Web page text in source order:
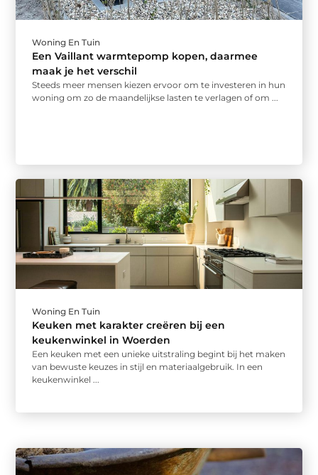
Woning En Tuin
Een Vaillant warmtepomp kopen, daarmee
maak je het verschil
Steeds meer mensen kiezen ervoor om te investeren in hun
woning om zo de maandelijkse lasten te verlagen of om ...
Woning En Tuin
Keuken met karakter creëren bij een
keukenwinkel in Woerden
Een keuken met een unieke uitstraling begint bij het maken
van bewuste keuzes in stijl en materiaalgebruik. In een
keukenwinkel ...